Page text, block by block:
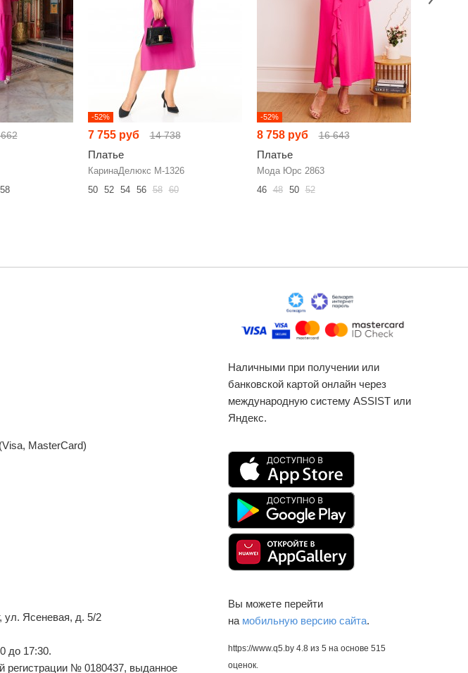
58
-52%
7 755 руб 14 738
Платье
КаринаДелюкс М-1326
50
52 54 56 58 60
-52%
8 758 руб 16 643
Платье
Мода Юрс 2863
46 48 50 52
MasterCard)
ул. Ясеневая, д. 5/2
до 17:30.
регистрации № 0180437, выданное
Наличными при получении или
банковской картой онлайн через
международную систему ASSIST или
Яндекс.
Вы можете перейти
на мобильную версию сайта.
https://www.q5.by 4.8 из 5 на основе 515
оценок.